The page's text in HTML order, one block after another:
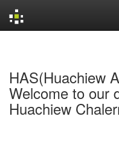
HAS(Huachiew
Welcome to our
Huachiew